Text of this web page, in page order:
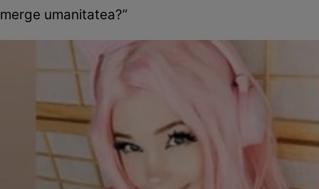
merge umanitatea?”